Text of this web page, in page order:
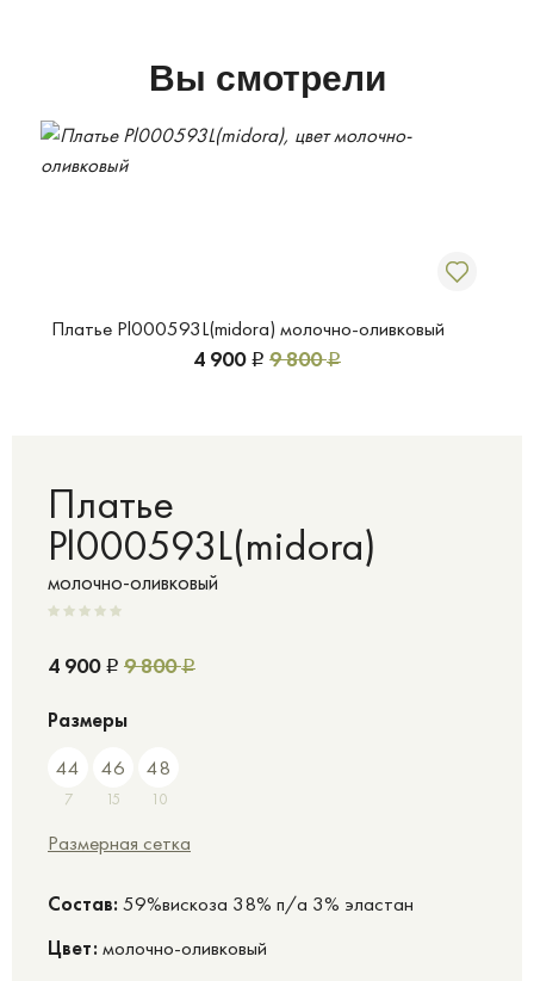
Вы смотрели
Платье Pl000593L(midora) молочно-оливковый
4 900 Р 9 800Р
Платье
Pl000593L(midora)
молочно-оливковый
4 900 Р 9 800Р
Размеры
44
7
46
15
48
10
Размерная сетка
Cостав: 59%вискоза 38% п/а 3% эластан
Цвет: молочно-оливковый